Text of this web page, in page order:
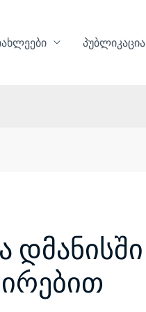
პუბლიკაცია
დმანისში